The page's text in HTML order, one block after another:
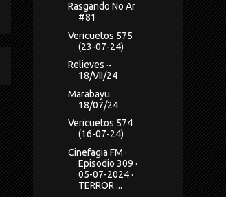
Rasgando No Ar
#81
Vericuetos 575
(23-07-24)
Relieves ~
18/VII/24
Marabayu
18/07/24
Vericuetos 574
(16-07-24)
Cinefagia FM ·
Episodio 309 ·
05-07-2024 ·
TERROR ...